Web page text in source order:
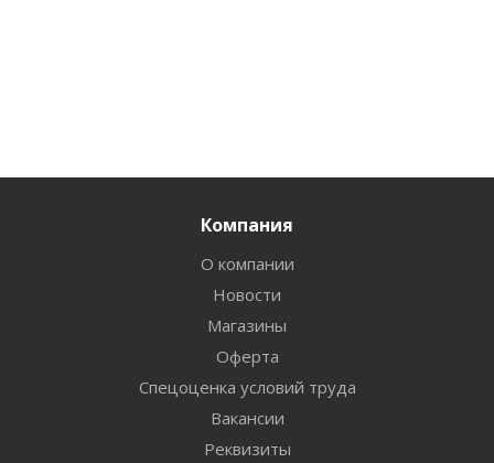
Компания
О компании
Новости
Магазины
Оферта
Спецоценка условий труда
Вакансии
Реквизиты